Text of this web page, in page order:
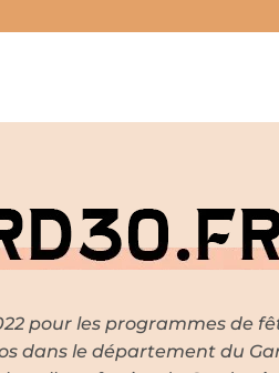
pour les programmes de
dans le département du